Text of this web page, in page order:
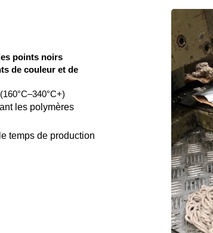
points noirs
de couleur et de
les polymères
temps de production